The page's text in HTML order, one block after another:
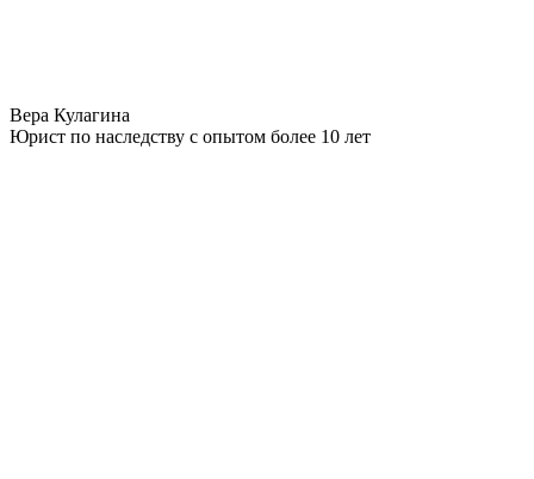
Вера Кулагина
Юрист по наследству с опытом более 10 лет